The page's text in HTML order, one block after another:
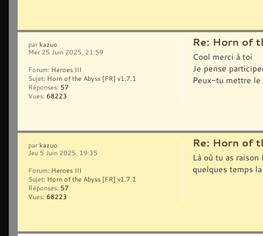
Re: Horn of
Cool merci à toi
Je pense
Peux-tu mettre le
par kazuo
Mer 25 Juin 2025, 21:59
Forum: Heroes III
Sujet: Horn of the Abyss [FR] v1.7.1
Réponses: 57
Vues: 68223
Re: Horn of
Là où tu as
quelques temps
par kazuo
Jeu 5 Juin 2025, 19:35
Forum: Heroes III
Sujet: Horn of the Abyss [FR] v1.7.1
Réponses: 57
Vues: 68223